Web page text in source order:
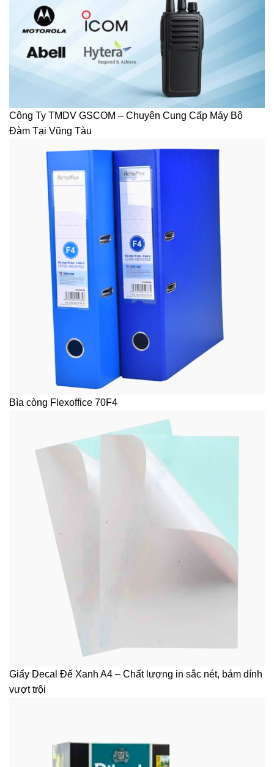
Công Ty TMDV GSCOM – Chuyên Cung Cấp Máy Bộ
Đàm Tại Vũng Tàu
Bìa còng Flexoffice 70F4
Giấy Decal Đế Xanh A4 – Chất lượng in sắc nét, bám dính
vượt trội